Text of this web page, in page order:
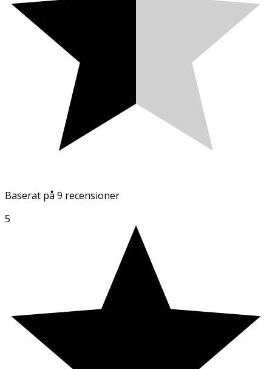
Baserat på 9 recensioner
5